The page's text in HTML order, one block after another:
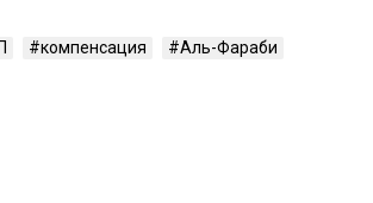
столкновением могла достигать